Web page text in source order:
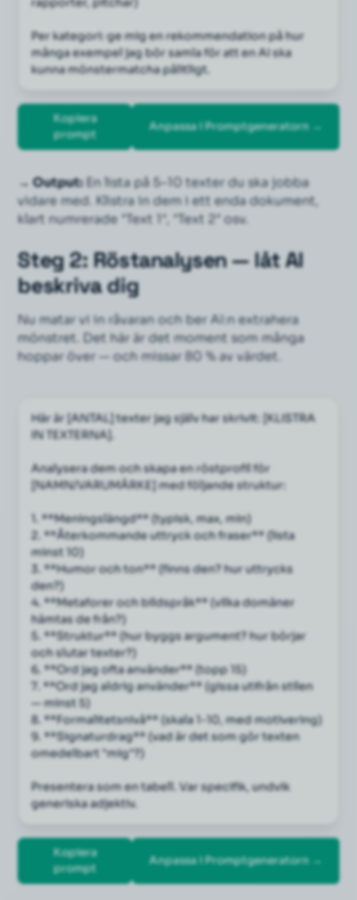
Per kategori: ge mig en rekommendation på hur
många exempel jag bör samla för att en AI ska
kunna mönstermatcha pålitligt.
Kopiera
prompt
Anpassa i Promptgeneratorn →
→ Output:En lista på 5–10 texter du ska jobba
vidare med. Klistra in dem i ett enda dokument,
klart numrerade "Text 1", "Text 2" osv.
Steg 2: Röstanalysen — låt AI
beskriva dig
Nu matar vi in råvaran och ber AI:n extrahera
mönstret. Det här är det moment som många
hoppar över — och missar 80 % av värdet.
Här är [ANTAL] texter jag själv har skrivit: [KLISTRA
IN TEXTERNA].
Analysera dem och skapa en röstprofil för
[NAMN/VARUMÄRKE] med följande struktur:
1. **Meningslängd** (typisk, max, min)
2. **Återkommande uttryck och fraser** (lista
minst 10)
3. **Humor och ton** (finns den? hur uttrycks
den?)
4. **Metaforer och bildspråk** (vilka domäner
hämtas de från?)
5. **Struktur** (hur byggs argument? hur börjar
och slutar texter?)
6. **Ord jag ofta använder** (topp 15)
7. **Ord jag aldrig använder** (gissa utifrån stilen
— minst 5)
8. **Formalitetsnivå** (skala 1-10, med motivering)
9. **Signaturdrag** (vad är det som gör texten
omedelbart "mig"?)
Presentera som en tabell. Var specifik, undvik
generiska adjektiv.
Kopiera
prompt
Anpassa i Promptgeneratorn →